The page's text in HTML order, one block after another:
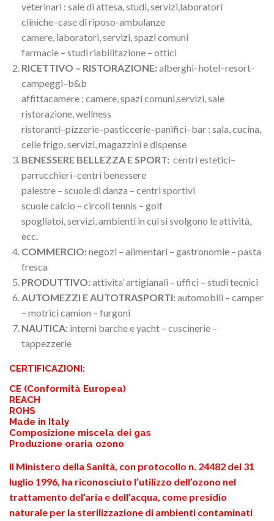
veterinari : sale di attesa, studi, servizi,laboratori
cliniche–case di riposo-ambulanze
camere, laboratori, servizi, spazi comuni
farmacie – studi riabilitazione – ottici
RICETTIVO – RISTORAZIONE:alberghi–hotel–resort-
campeggi–b&b
affittacamere : camere, spazi comuni,servizi, sale
ristorazione, wellness
ristoranti–pizzerie–pasticcerie–panifici–bar : sala, cucina,
celle frigo, servizi, magazzini e dispense
BENESSERE BELLEZZA E SPORT: centri estetici–
parrucchieri–centri benessere
palestre – scuole di danza – centri sportivi
scuole calcio – circoli tennis – golf
spogliatoi, servizi, ambienti in cui si svolgono le attività,
ecc.
COMMERCIO:negozi – alimentari – gastronomie – pasta
fresca
PRODUTTIVO:attivita’ artigianali – uffici – studi tecnici
AUTOMEZZI E AUTOTRASPORTI:automobili – camper
– motrici camion – furgoni
NAUTICA: interni barche e yacht – cuscinerie –
tappezzerie
CERTIFICAZIONI:
CE (Conformità Europea)
REACH
ROHS
Made in Italy
Composizione miscela dei gas
Produzione oraria ozono
Il Ministero della Sanità, con protocollo n. 24482 del 31
luglio 1996, ha riconosciuto l’utilizzo dell’ozono nel
trattamento del’aria e dell’acqua, come presidio
naturale per la sterilizzazione di ambienti contaminati